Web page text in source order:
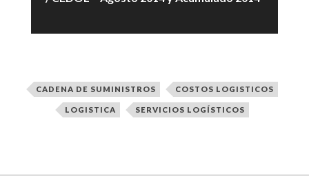
CADENA DE SUMINISTROS COSTOS LOGISTICOS
LOGISTICA SERVICIOS LOGÍSTICOS